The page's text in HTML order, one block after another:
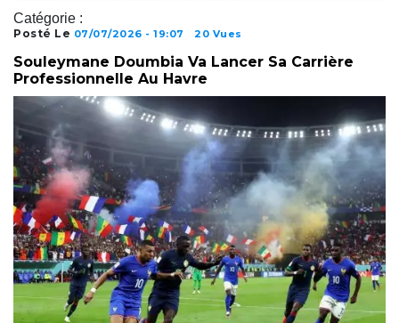
Catégorie :
Posté Le 07/07/2026 - 19:07 20 Vues
Souleymane Doumbia Va Lancer Sa Carrière
Professionnelle Au Havre